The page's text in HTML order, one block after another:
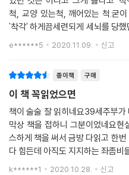
척, 교양 있는척, 깨어있는 척.굳
'착각' 하게끔세련되게 세뇌를 당
슈퍼루키 논객인 캔디스 오웬스는
e******5 2020.11.09. 신고
종이책 구매
이 책 꼭읽었으면
책이 술술 잘 읽히네요39세주부가
막상 책을 접하니 그분이었네요현
스하게 책을 써서 금방 다읽고 한
다 힘든데 아직도 지지하는 좌좀비
네요앞으로 나올 정책들이 또 말도
k******1 2020.10.28. 신고